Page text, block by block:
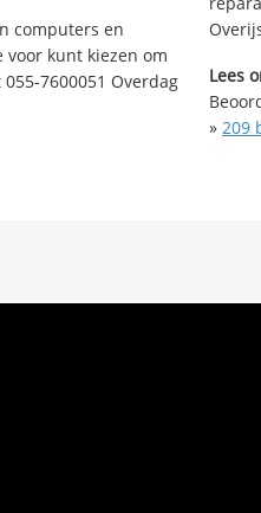
computers en
kunt kiezen om
7600051 Overdag
Lees
» 209